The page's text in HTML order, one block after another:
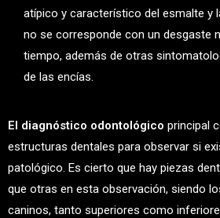
atípico y característico del esmalte y
no se corresponde con un desgaste
tiempo, además de otras
de las encías.
El diagnóstico odontológico principal
estructuras dentales para observar si
patológico. Es cierto que hay piezas
que otras en esta observación, siendo
caninos, tanto superiores como